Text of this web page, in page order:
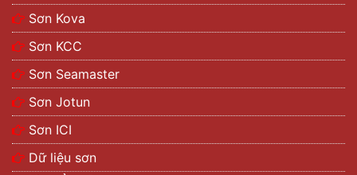
Sơn Kova
Sơn KCC
Sơn Seamaster
Sơn Jotun
Sơn ICI
Dữ liệu sơn